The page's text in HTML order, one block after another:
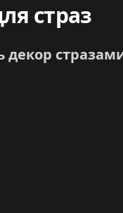
страз
декор